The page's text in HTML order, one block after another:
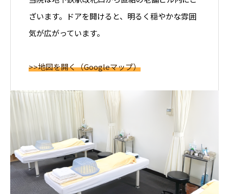
ざいます。ドアを開けると、明るく穏やかな雰囲
気が広がっています。
>>地図を開く（Googleマップ）